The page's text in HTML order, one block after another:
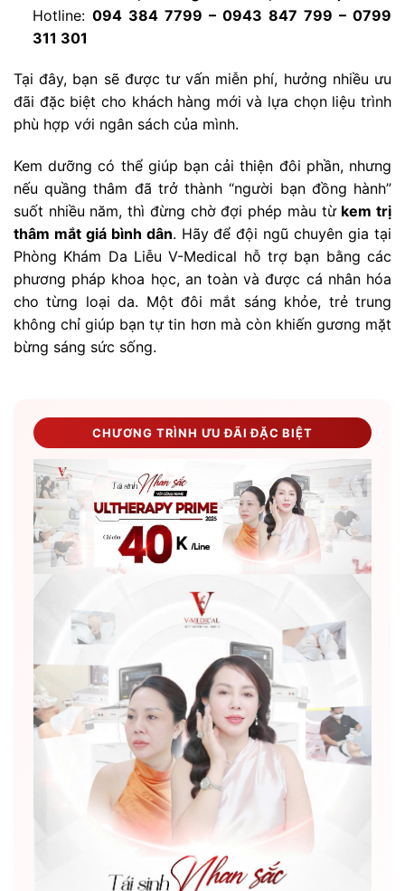
Hotline: 094 384 7799 – 0943 847 799 – 0799
311 301
Tại đây, bạn sẽ được tư vấn miễn phí, hưởng nhiều ưu
đãi đặc biệt cho khách hàng mới và lựa chọn liệu trình
phù hợp với ngân sách của mình.
Kem dưỡng có thể giúp bạn cải thiện đôi phần, nhưng
nếu quầng thâm đã trở thành “người bạn đồng hành”
suốt nhiều năm, thì đừng chờ đợi phép màu từ kem trị
thâm mắt giá bình dân. Hãy để đội ngũ chuyên gia tại
Phòng Khám Da Liễu V-Medical hỗ trợ bạn bằng các
phương pháp khoa học, an toàn và được cá nhân hóa
cho từng loại da. Một đôi mắt sáng khỏe, trẻ trung
không chỉ giúp bạn tự tin hơn mà còn khiến gương mặt
bừng sáng sức sống.
CHƯƠNG TRÌNH ƯU ĐÃI ĐẶC BIỆT